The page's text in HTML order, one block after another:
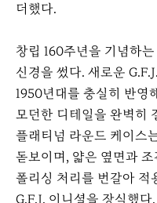
더했다.
창립 160주년을 기념하
신경을 썼다. 새로운
1950년대를 충실히 반영
모던한 디테일을 완벽히
플래티넘 라운드 케이스
돋보이며, 얇은 옆면과
폴리싱 처리를 번갈아 적